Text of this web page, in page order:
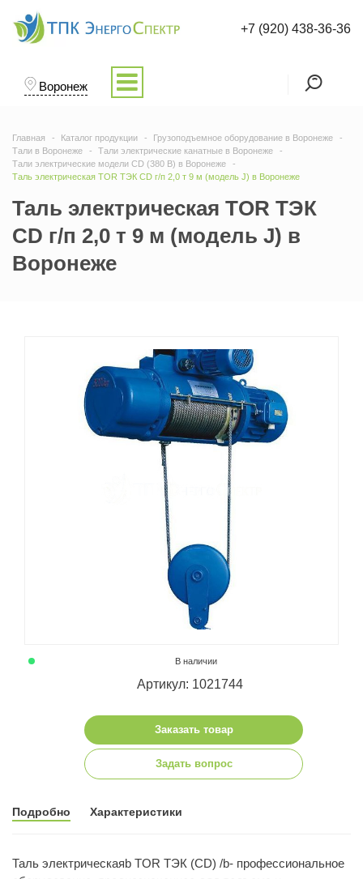
Воронеж
+7 (920) 438-36-36
Главная Каталог продукции
Грузоподъемное оборудование в Воронеже
Тали в Воронеже
Тали электрические канатные в Воронеже
Тали электрические модели CD (380 В) в Воронеже
Таль электрическая TOR ТЭК CD г/п 2,0 т 9 м (модель J) в Воронеже
Таль электрическая TOR ТЭК
CD г/п 2,0 т 9 м (модель J) в
Воронеже
В наличии
Артикул: 1021744
Заказать товар
Задать вопрос
Подробно Характеристики
Таль электрическаяb TOR ТЭК (CD) /b- профессиональное